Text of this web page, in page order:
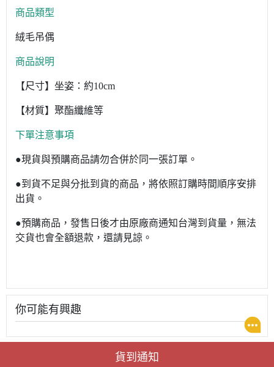
商品類型
絨毛吊偶
商品說明
【尺寸】坐姿：約10cm
【材質】聚酯纖維等
下單注意事項
●現貨與預購商品請勿合併於同一張訂單。
●到貨不足與分批到貨的商品，將依照訂購時間順序安排
出貨。
●預購商品，發售日後才由原廠商通知台灣到貨量，無法
交貨也會全額退款，還請見諒。
你可能有興趣
貨到通知